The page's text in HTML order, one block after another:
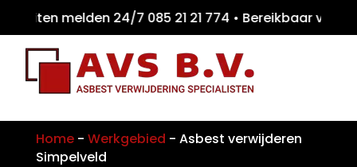
melden 24/7 085 21 21 774 •
Home- Werkgebied - Asbest verwijderen
Simpelveld